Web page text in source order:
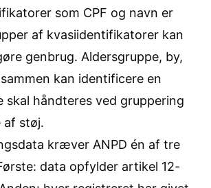
som CPF og navn er
af kvasiidentifikatorer kan
genbrug. Aldersgruppe, by,
kan identificere en
skal håndteres ved gruppering
af støj.
kræver ANPD én af tre
data opfylder artikel 12-